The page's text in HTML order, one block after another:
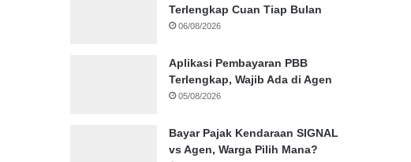
Terlengkap Cuan Tiap Bulan
06/08/2026
Aplikasi Pembayaran PBB
Terlengkap, Wajib Ada di Agen
05/08/2026
Bayar Pajak Kendaraan SIGNAL
vs Agen, Warga Pilih Mana?